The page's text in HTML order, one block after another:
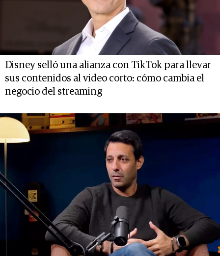
Disney selló una alianza con TikTok para llevar
sus contenidos al video corto: cómo cambia el
negocio del streaming